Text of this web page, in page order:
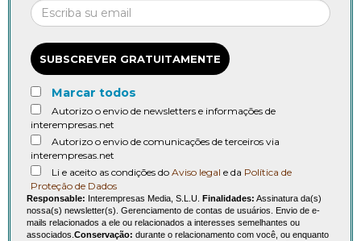
SUBSCREVER GRATUITAMENTE
Marcar todos
Autorizo o envio de newsletters e informações de
interempresas.net
Autorizo o envio de comunicações de terceiros via
interempresas.net
Li e aceito as condições do Aviso legal e da Política de
Proteção de Dados
Responsable: Interempresas Media, S.L.U. Finalidades: Assinatura da(s)
nossa(s) newsletter(s). Gerenciamento de contas de usuários. Envio de e-
mails relacionados a ele ou relacionados a interesses semelhantes ou
associados. Conservação: durante o relacionamento com você, ou enquanto